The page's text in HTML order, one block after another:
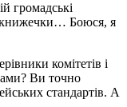
громадські
книжечки… Боюся, я
комітетів і
Ви точно
стандартів. А